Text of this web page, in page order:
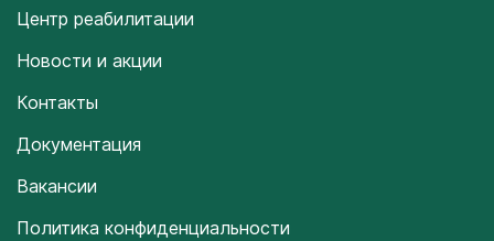
Центр реабилитации
Новости и акции
Контакты
Документация
Вакансии
Политика конфиденциальности